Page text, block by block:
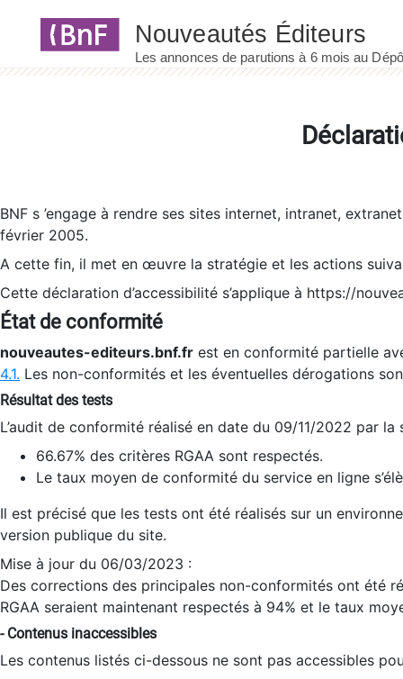
BNF s ’engage à rendre ses sites internet, intranet,
février 2005.
A cette fin, il met en œuvre la stratégie et les actions
Cette déclaration d’accessibilité s’applique à https://
État de conformité
nouveautes-editeurs.bnf.fr est en conformité partielle
4.1. Les non-conformités et les éventuelles dérogations
Résultat des tests
L’audit de conformité réalisé en date du 09/11/2022 par
66.67% des critères RGAA sont respectés.
Le taux moyen de conformité du service en ligne
Il est précisé que les tests ont été réalisés sur un
version publique du site.
Mise à jour du 06/03/2023 :
Des corrections des principales non-conformités ont été
RGAA seraient maintenant respectés à 94% et le taux
- Contenus inaccessibles
Les contenus listés ci-dessous ne sont pas accessibles